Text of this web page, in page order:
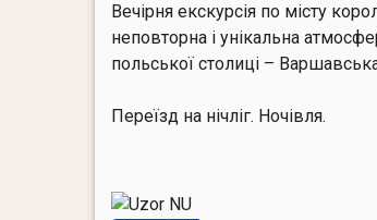
Вечірня екскурсія по місту
неповторна і унікальна
польської столиці –
Переїзд на нічліг. Ночівля.